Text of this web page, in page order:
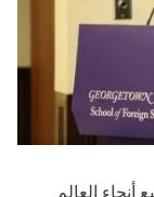
العالم